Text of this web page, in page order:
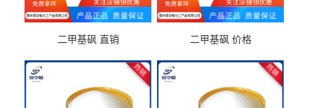
二甲基砜 直销 二甲基砜 价格